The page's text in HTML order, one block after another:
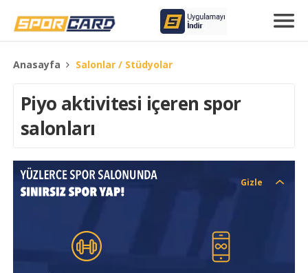
Anasayfa Salonlar / Stüdyolar
Piyo aktivitesi içeren spor
salonları
Gizle